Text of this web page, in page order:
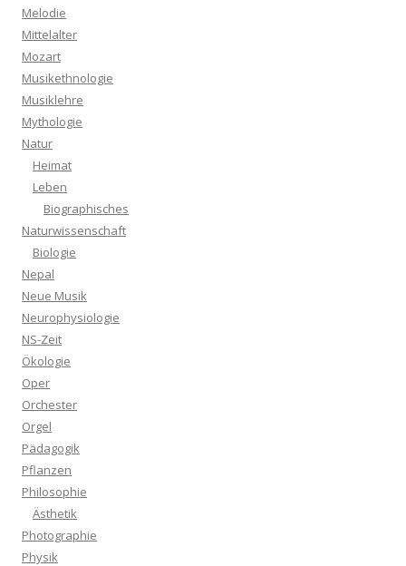
Melodie
Mittelalter
Mozart
Musikethnologie
Musiklehre
Mythologie
Natur
Heimat
Leben
Biographisches
Naturwissenschaft
Biologie
Nepal
Neue Musik
Neurophysiologie
NS-Zeit
Ökologie
Oper
Orchester
Orgel
Pädagogik
Pflanzen
Philosophie
Ästhetik
Photographie
Physik